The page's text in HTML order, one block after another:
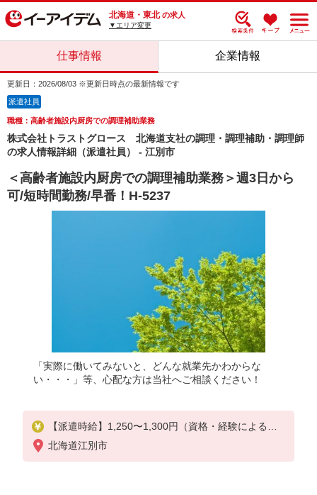
北海道・東北 の求人
▼エリア変更
仕事情報 企業情報
更新日：2026/08/03 ※更新日時点の最新情報です
派遣社員
職種：高齢者施設内厨房での調理補助業務
株式会社トラストグロース 北海道支社の調理・調理補助・調理師
の求人情報詳細（派遣社員） - 江別市
＜高齢者施設内厨房での調理補助業務＞週3日から
可/短時間勤務/早番！H-5237
「実際に働いてみないと、どんな就業先かわからな
い・・・」等、心配な方は当社へご相談ください！
【派遣時給】1,250〜1,300円（資格・経験による）
交通費別途支給
北海道江別市